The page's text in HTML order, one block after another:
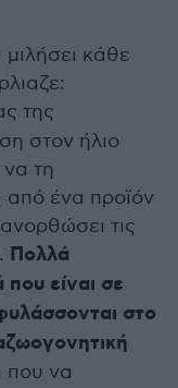
κάθε
της
στον ήλιο
τη
από ένα προϊόν
τις
Πολλά
είναι σε
στο
που να